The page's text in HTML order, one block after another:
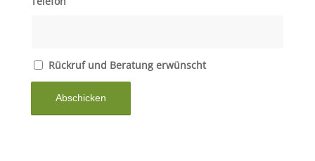
Rückruf und Beratung erwünscht